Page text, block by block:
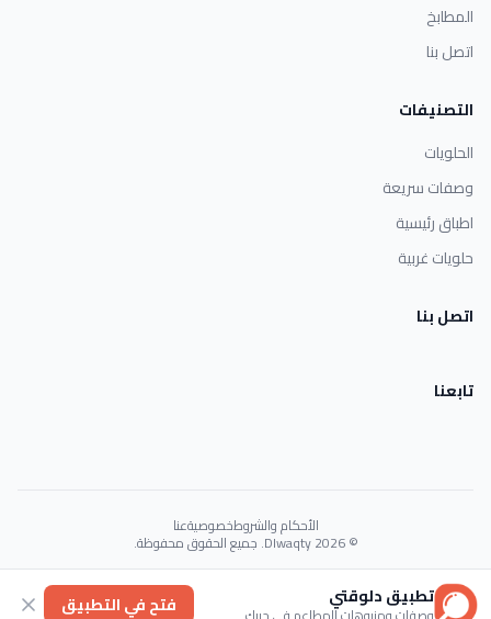
المطابخ
اتصل بنا
التصنيفات
الحلويات
وصفات سريعة
اطباق رئيسية
حلويات غربية
اتصل بنا
تابعنا
الأحكام والشروطخصوصيةعنا
© 2026 Dlwaqty. جميع الحقوق محفوظة.
Powered byGAIT
تطبيق دلوقتي فتح في التطبيق